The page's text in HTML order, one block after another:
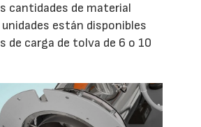
cantidades de material
unidades están disponibles
de carga de tolva de 6 o 10